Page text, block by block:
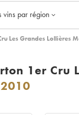
vins par région
Les Grandes Lollières
1er Cru
2010